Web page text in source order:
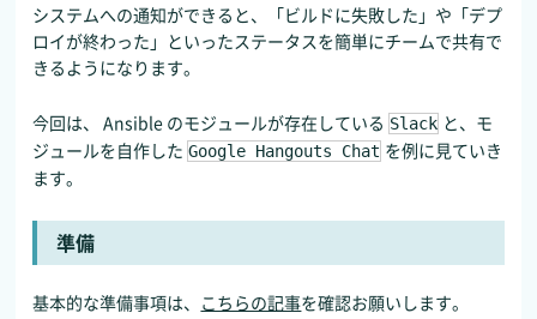
システムへの通知ができると、「ビルドに失敗した」や「デプ
ロイが終わった」といったステータスを簡単にチームで共有で
きるようになります。
今回は、 Ansible のモジュールが存在している Slack と、モ
ジュールを自作した Google Hangouts Chat を例に見ていき
ます。
準備
基本的な準備事項は、 こちらの記事を確認お願いします。